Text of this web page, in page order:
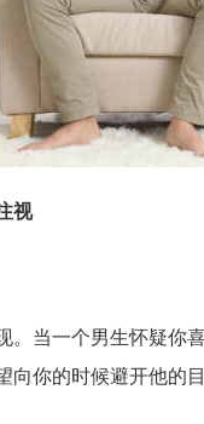
视
。当一个男生怀疑你
向你的时候避开他的